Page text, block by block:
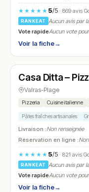
★★★★★ 5/5· 869 avis
RANKEAT
Aucun avis par
Vote rapideAucun vote
Voir la fiche→
N° 9
Casa Ditta –
Valras-Plage
Pizzeria Cuisine italienne
Pâtes fraîches artisanales
Livraison :Non renseignée
Réservation en ligne :
★★★★★ 5/5· 821 avis
RANKEAT
Aucun avis par
Vote rapideAucun vote
Voir la fiche→